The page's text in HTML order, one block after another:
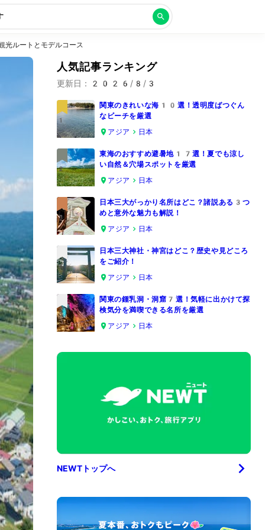
ルートとモデルコース
人気記事ランキング
更新日： 2026/8/3
1
関東のきれいな海10選！透明度ばつぐん
なビーチを厳選
アジア
日本
2
東海のおすすめ避暑地17選！夏でも涼し
い自然＆穴場スポットを厳選
アジア
日本
3
日本三大がっかり名所はどこ？諸説ある3つ
めと意外な魅力も解説！
アジア
日本
4
日本三大神社・神宮はどこ？歴史や見どころ
をご紹介！
アジア
日本
5
関東の鍾乳洞・洞窟7選！気軽に出かけて探
検気分を満喫できる名所を厳選
アジア
日本
NEWTトップへ